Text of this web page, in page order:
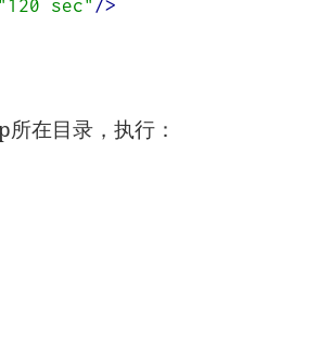
sec" />
在目录，执行：